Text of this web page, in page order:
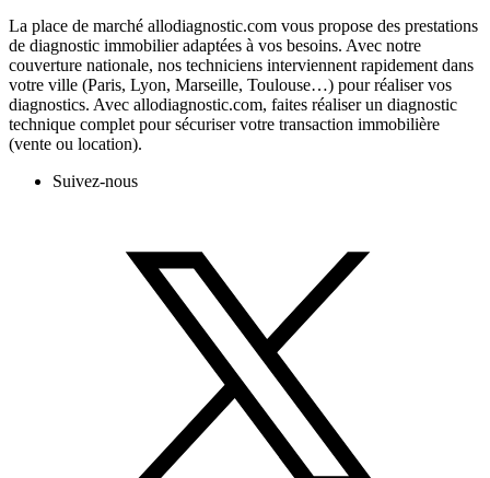
La place de marché allodiagnostic.com vous propose des prestations
de diagnostic immobilier adaptées à vos besoins. Avec notre
couverture nationale, nos techniciens interviennent rapidement dans
votre ville (Paris, Lyon, Marseille, Toulouse…) pour réaliser vos
diagnostics. Avec allodiagnostic.com, faites réaliser un diagnostic
technique complet pour sécuriser votre transaction immobilière
(vente ou location).
Suivez-nous